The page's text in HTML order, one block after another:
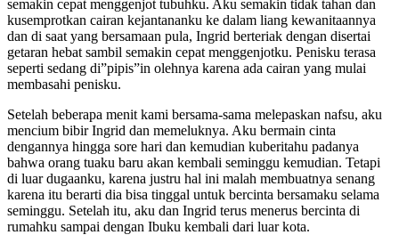
semakin cepat menggenjot tubuhku. Aku semakin tidak tahan dan
kusemprotkan cairan kejantananku ke dalam liang kewanitaannya
dan di saat yang bersamaan pula, Ingrid berteriak dengan disertai
getaran hebat sambil semakin cepat menggenjotku. Penisku terasa
seperti sedang di”pipis”in olehnya karena ada cairan yang mulai
membasahi penisku.
Setelah beberapa menit kami bersama-sama melepaskan nafsu, aku
mencium bibir Ingrid dan memeluknya. Aku bermain cinta
dengannya hingga sore hari dan kemudian kuberitahu padanya
bahwa orang tuaku baru akan kembali seminggu kemudian. Tetapi
di luar dugaanku, karena justru hal ini malah membuatnya senang
karena itu berarti dia bisa tinggal untuk bercinta bersamaku selama
seminggu. Setelah itu, aku dan Ingrid terus menerus bercinta di
rumahku sampai dengan Ibuku kembali dari luar kota.